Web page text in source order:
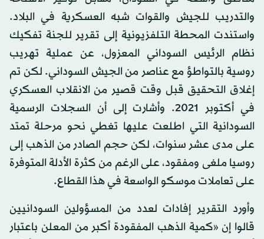
والتدريب للجيش والقوات شبه العسكرية في البلاد.
واستندت المحطة التلفزيونية إلى تقرير للجنة تفكيك
نظام الرئيس السوداني المعزول، عن عملية تهريب
روسية بالتواطؤ مع عناصر من الجيش السوداني. لكن تم
إغلاق التحقيق قبل وقت قصير من الانقلاب العسكري
في أكتوبر 2021. وأشارت إلى أن السجلات الرسمية
السودانية التي اطلعت عليها تغطي نحو مرحلة تمتد
على مدى عشر سنوات، لكن حجم الصادر من الذهب إلى
روسيا ملغى ومفقود، على الرغم من كثرة الأدلة المتوفرة
على تعاملات موسكو الواسعة في هذا القطاع.
وأورد التقرير إفادات لعدد من المسؤولين السودانيين
قالوا إن «كمية الذهب المفقودة أكبر من المعلن باعتبار